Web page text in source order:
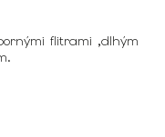
flitrami ,dlhým